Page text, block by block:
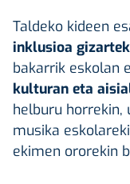
Taldeko kideen
inklusioa
bakarrik eskolan
kulturan eta
helburu horrekin,
musika
ekimen ororekin